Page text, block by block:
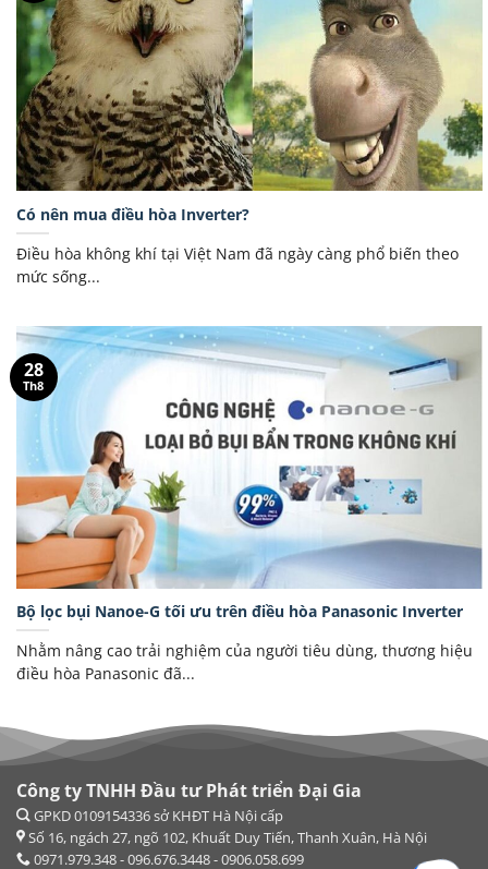
Có nên mua điều hòa Inverter?
Điều hòa không khí tại Việt Nam đã ngày càng phổ biến theo
mức sống...
Bộ lọc bụi Nanoe-G tối ưu trên điều hòa Panasonic Inverter
Nhằm nâng cao trải nghiệm của người tiêu dùng, thương hiệu
điều hòa Panasonic đã...
28
Th8
Công ty TNHH Đầu tư Phát triển Đại Gia